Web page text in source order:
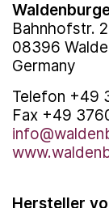
Bahnhofstr.
08396
Germany
Telefon +49
Fax +49
Hersteller